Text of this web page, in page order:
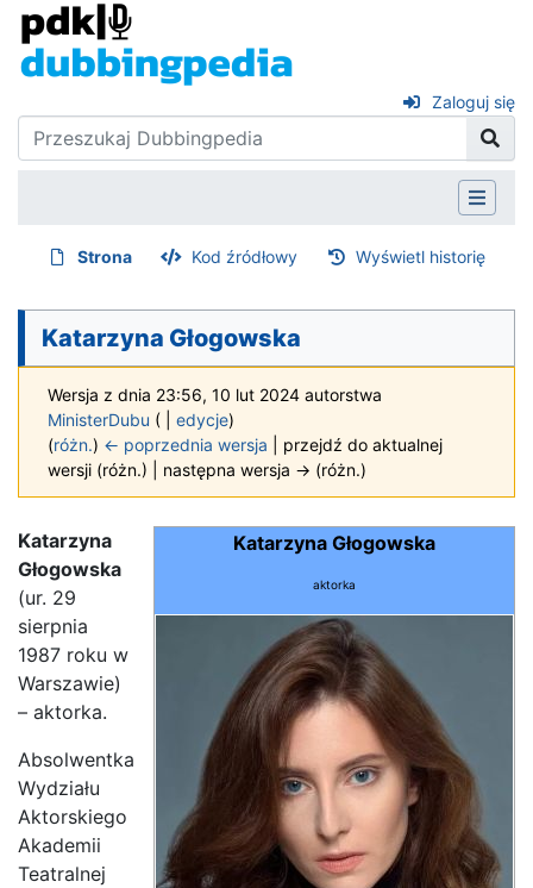
Zaloguj się
Strona Kod źródłowy Wyświetl historię
Katarzyna Głogowska
Wersja z dnia 23:56, 10 lut 2024 autorstwa
MinisterDubu ( edycje)
(różn.) ← poprzednia wersja | przejdź do aktualnej
wersji (różn.) | następna wersja → (różn.)
Katarzyna Głogowska
aktorka
Katarzyna
Głogowska
(ur. 29
sierpnia
1987 roku w
Warszawie)
– aktorka.
Absolwentka
Wydziału
Aktorskiego
Akademii
Teatralnej